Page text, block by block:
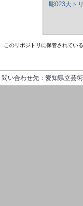
彫023大ト
このリポジトリに保管されてい
問い合わせ先：愛知県立芸